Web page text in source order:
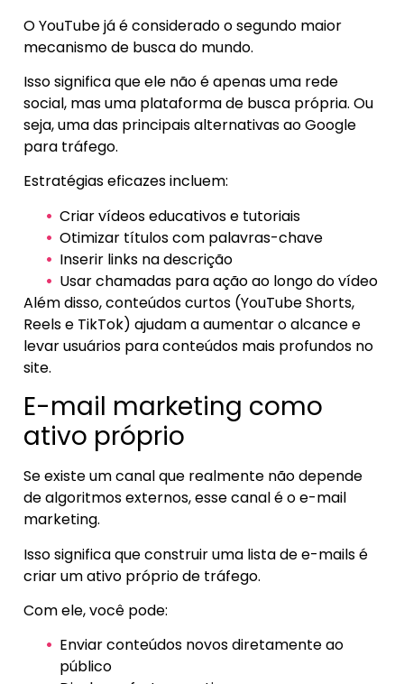
O YouTube já é considerado o segundo maior
mecanismo de busca do mundo.
Isso significa que ele não é apenas uma rede
social, mas uma plataforma de busca própria. Ou
seja, uma das principais alternativas ao Google
para tráfego.
Estratégias eficazes incluem:
Criar vídeos educativos e tutoriais
Otimizar títulos com palavras-chave
Inserir links na descrição
Usar chamadas para ação ao longo do vídeo
Além disso, conteúdos curtos (YouTube Shorts,
Reels e TikTok) ajudam a aumentar o alcance e
levar usuários para conteúdos mais profundos no
site.
E-mail marketing como
ativo próprio
Se existe um canal que realmente não depende
de algoritmos externos, esse canal é o e-mail
marketing.
Isso significa que construir uma lista de e-mails é
criar um ativo próprio de tráfego.
Com ele, você pode:
Enviar conteúdos novos diretamente ao
público